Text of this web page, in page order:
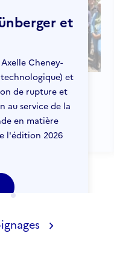
et
Cheney-
et
de rupture et
au service de la
en matière
l'édition 2026
Simon
Trichot